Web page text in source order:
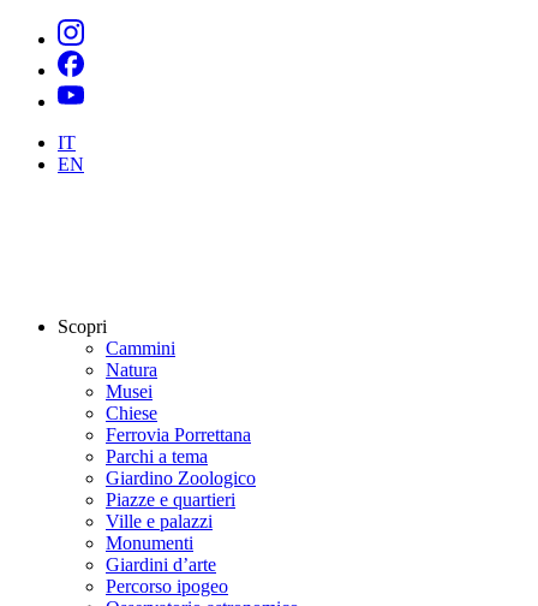
IT
EN
Scopri
Cammini
Natura
Musei
Chiese
Ferrovia Porrettana
Parchi a tema
Giardino Zoologico
Piazze e quartieri
Ville e palazzi
Monumenti
Giardini d’arte
Percorso ipogeo